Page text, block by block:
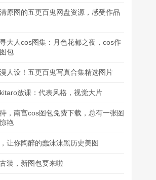
原图的五更百鬼网盘资源，感受作品
大人cos图集：月色花都之夜，cos作
包
人设！五更百鬼写真合集精选图片
放课：代表风格，视觉大片
，南宫cos图包免费下载，总有一张图
艳
让你陶醉的蠢沫沫黑历史美图
装，新图包要来啦